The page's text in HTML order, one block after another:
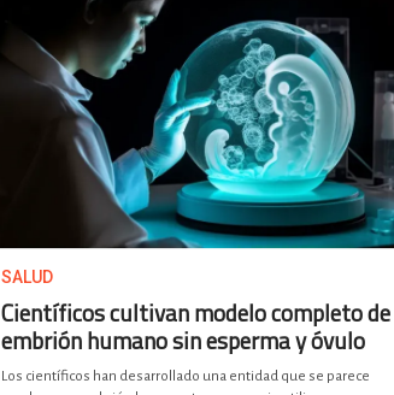
SALUD
Científicos cultivan modelo completo de
embrión humano sin esperma y óvulo
Los científicos han desarrollado una entidad que se parece